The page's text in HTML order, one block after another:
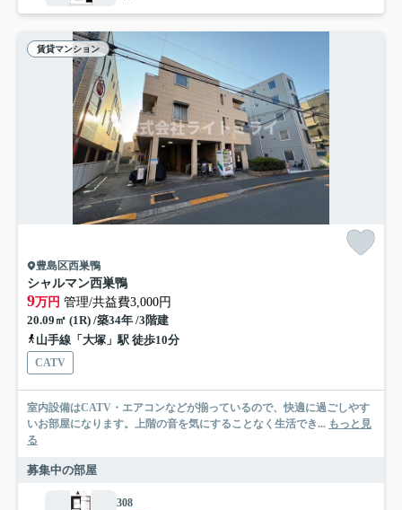
賃貸マンション
豊島区西巣鴨
シャルマン西巣鴨
9万円 管理/共益費3,000円
20.09㎡ (1R) /築34年 /3階建
山手線「大塚」駅 徒歩10分
CATV
室内設備はCATV・エアコンなどが揃っているので、快適に過ごしやす
いお部屋になります。上階の音を気にすることなく生活でき... もっと見
る
募集中の部屋
308